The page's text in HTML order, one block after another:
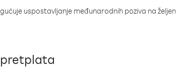
uspostavljanje međunarodnih poziva na